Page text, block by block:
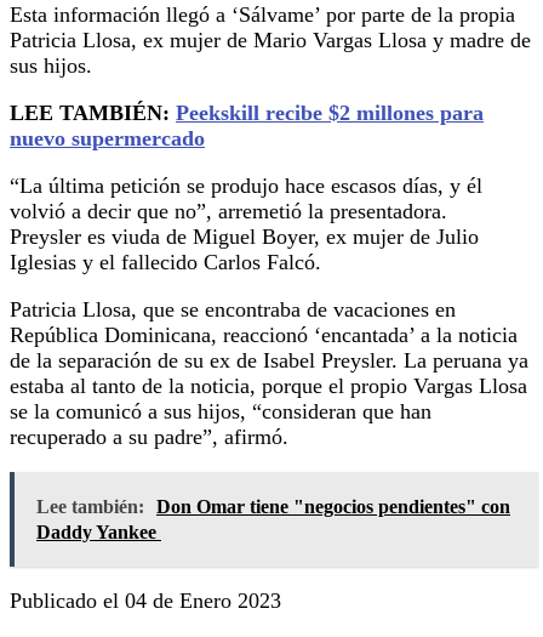
Esta información llegó a ‘Sálvame’ por parte de la propia
Patricia Llosa, ex mujer de Mario Vargas Llosa y madre de
sus hijos.
LEE TAMBIÉN: Peekskill recibe $2 millones para
nuevo supermercado
“La última petición se produjo hace escasos días, y él
volvió a decir que no”, arremetió la presentadora.
Preysler es viuda de Miguel Boyer, ex mujer de Julio
Iglesias y el fallecido Carlos Falcó.
Patricia Llosa, que se encontraba de vacaciones en
República Dominicana, reaccionó ‘encantada’ a la noticia
de la separación de su ex de Isabel Preysler. La peruana ya
estaba al tanto de la noticia, porque el propio Vargas Llosa
se la comunicó a sus hijos, “consideran que han
recuperado a su padre”, afirmó.
Lee también:
Don Omar tiene "negocios pendientes" con
Daddy Yankee
Publicado el 04 de Enero 2023